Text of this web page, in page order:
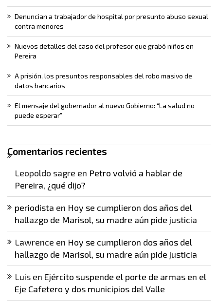
Denuncian a trabajador de hospital por presunto abuso sexual
contra menores
Nuevos detalles del caso del profesor que grabó niños en
Pereira
A prisión, los presuntos responsables del robo masivo de
datos bancarios
El mensaje del gobernador al nuevo Gobierno: “La salud no
puede esperar”
Comentarios recientes
Leopoldo sagre en Petro volvió a hablar de
Pereira, ¿qué dijo?
periodista en Hoy se cumplieron dos años del
hallazgo de Marisol, su madre aún pide justicia
Lawrence en Hoy se cumplieron dos años del
hallazgo de Marisol, su madre aún pide justicia
Luis en Ejército suspende el porte de armas en el
Eje Cafetero y dos municipios del Valle